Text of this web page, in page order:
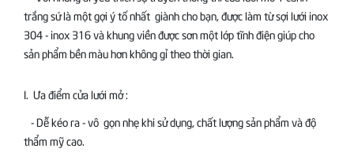
trắng sứ là một gợi ý tố nhất giành cho bạn, được làm từ sợi lưới inox
304 - inox 316 và khung viền được sơn một lớp tĩnh điện giúp cho
sản phẩm bền màu hơn không gỉ theo thời gian.
I. Ưa điểm cửa lưới mở :
- Dễ kéo ra - vô gọn nhẹ khi sử dụng, chất lượng sản phẩm và độ
thẩm mỹ cao.